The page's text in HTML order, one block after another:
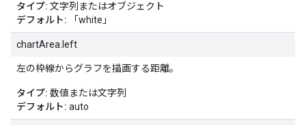
タイプ: 文字列またはオブジェクト
デフォルト: 「white」
chartArea.left
左の枠線からグラフを描画する距離。
タイプ: 数値または文字列
デフォルト: auto